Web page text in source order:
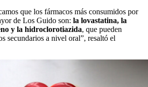
que los fármacos más consumidos por
de Los Guido son: la lovastatina, la
y la hidroclorotiazida, que pueden
secundarios a nivel oral”, resaltó el